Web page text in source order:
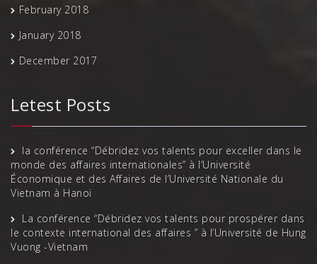
February 2018
January 2018
December 2017
Letest Posts
la conférence “Débridez vos talents pour exceller dans le
monde des affaires internationales” à l’Université
Économique et des Affaires de l’Université Nationale du
Vietnam à Hanoï
La conférence “Débridez vos talents pour prospérer dans
le contexte international des affaires ” à l’Université de Hung
Vuong -Vietnam